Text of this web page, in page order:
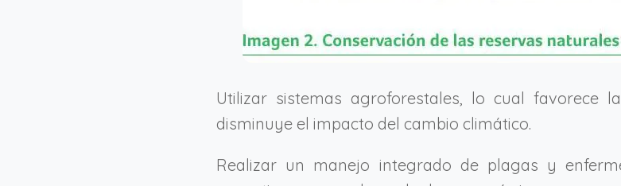
Utilizar sistemas agroforestales, lo cual favorece
disminuye el impacto del cambio climático.
Realizar un manejo integrado de plagas y